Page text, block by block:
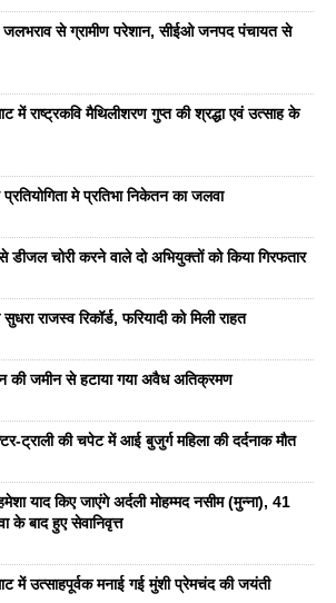
से ग्रामीण परेशान, सीईओ जनपद पंचायत से
में राष्ट्रकवि मैथिलीशरण गुप्त की श्रद्धा एवं उत्साह के
मे प्रतिभा निकेतन का जलवा
डीजल चोरी करने वाले दो अभियुक्तों को किया गिरफतार
राजस्व रिकॉर्ड, फरियादी को मिली राहत
की जमीन से हटाया गया अवैध अतिक्रमण
ट्राली की चपेट में आई बुजुर्ग महिला की दर्दनाक मौत
याद किए जाएंगे अर्दली मोहम्मद नसीम (मुन्ना), 41
के बाद हुए सेवानिवृत्त
में उत्साहपूर्वक मनाई गई मुंशी प्रेमचंद की जयंती